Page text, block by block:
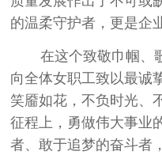
的温柔守护者，更是企
在这个致敬巾帼、
向全体女职工致以最诚
笑靥如花，不负时光、
征程上，勇做伟大事业
者、敢于追梦的奋斗者